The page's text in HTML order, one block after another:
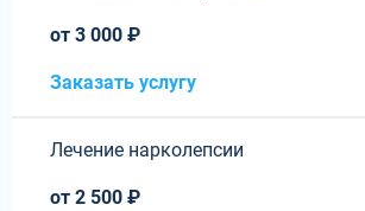
от 3 000 ₽
Заказать услугу
Лечение нарколепсии
от 2 500 ₽